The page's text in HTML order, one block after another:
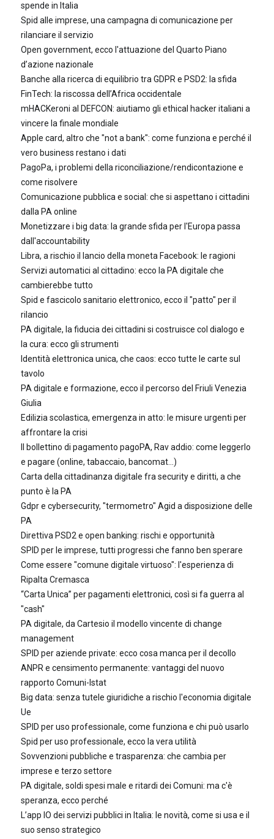
spende in Italia
Spid alle imprese, una campagna di comunicazione per
rilanciare il servizio
Open government, ecco l'attuazione del Quarto Piano
d’azione nazionale
Banche alla ricerca di equilibrio tra GDPR e PSD2: la sfida
FinTech: la riscossa dell’Africa occidentale
mHACKeroni al DEFCON: aiutiamo gli ethical hacker italiani a
vincere la finale mondiale
Apple card, altro che "not a bank": come funziona e perché il
vero business restano i dati
PagoPa, i problemi della riconciliazione/rendicontazione e
come risolvere
Comunicazione pubblica e social: che si aspettano i cittadini
dalla PA online
Monetizzare i big data: la grande sfida per l'Europa passa
dall'accountability
Libra, a rischio il lancio della moneta Facebook: le ragioni
Servizi automatici al cittadino: ecco la PA digitale che
cambierebbe tutto
Spid e fascicolo sanitario elettronico, ecco il "patto" per il
rilancio
PA digitale, la fiducia dei cittadini si costruisce col dialogo e
la cura: ecco gli strumenti
Identità elettronica unica, che caos: ecco tutte le carte sul
tavolo
PA digitale e formazione, ecco il percorso del Friuli Venezia
Giulia
Edilizia scolastica, emergenza in atto: le misure urgenti per
affrontare la crisi
Il bollettino di pagamento pagoPA, Rav addio: come leggerlo
e pagare (online, tabaccaio, bancomat...)
Carta della cittadinanza digitale fra security e diritti, a che
punto è la PA
Gdpr e cybersecurity, "termometro" Agid a disposizione delle
PA
Direttiva PSD2 e open banking: rischi e opportunità
SPID per le imprese, tutti progressi che fanno ben sperare
Come essere "comune digitale virtuoso": l'esperienza di
Ripalta Cremasca
“Carta Unica” per pagamenti elettronici, così si fa guerra al
"cash"
PA digitale, da Cartesio il modello vincente di change
management
SPID per aziende private: ecco cosa manca per il decollo
ANPR e censimento permanente: vantaggi del nuovo
rapporto Comuni-Istat
Big data: senza tutele giuridiche a rischio l'economia digitale
Ue
SPID per uso professionale, come funziona e chi può usarlo
Spid per uso professionale, ecco la vera utilità
Sovvenzioni pubbliche e trasparenza: che cambia per
imprese e terzo settore
PA digitale, soldi spesi male e ritardi dei Comuni: ma c'è
speranza, ecco perché
L’app IO dei servizi pubblici in Italia: le novità, come si usa e il
suo senso strategico